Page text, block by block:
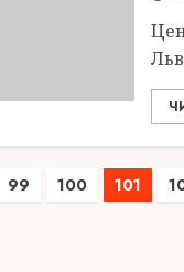
99 100 101